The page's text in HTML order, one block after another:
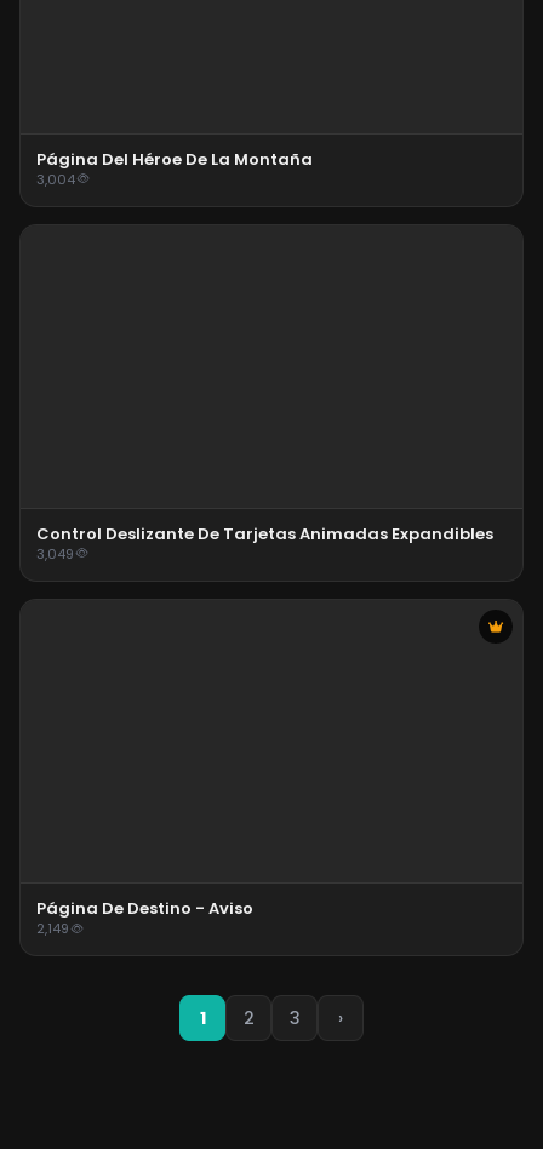
Página Del Héroe De La Montaña
3,004
Control Deslizante De Tarjetas Animadas Expandibles
3,049
Página De Destino - Aviso
2,149
1 2 3 ›